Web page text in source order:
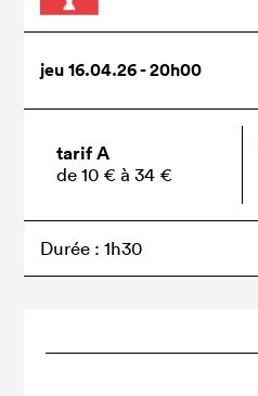
jeu 16.04.26 - 20h00
tarif A
de 10 € à 34 €
Durée : 1h30